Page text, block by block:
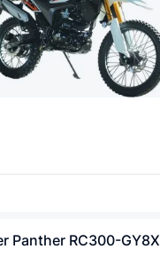
Panther RC300-GY8X